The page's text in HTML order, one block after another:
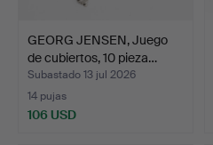
GEORG JENSEN, Juego
de cubiertos, 10 pieza…
Subastado 13 jul 2026
14 pujas
106 USD